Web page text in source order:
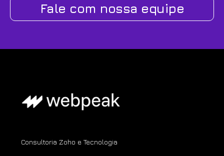
Fale com nossa equipe
Consultoria Zoho e Tecnologia